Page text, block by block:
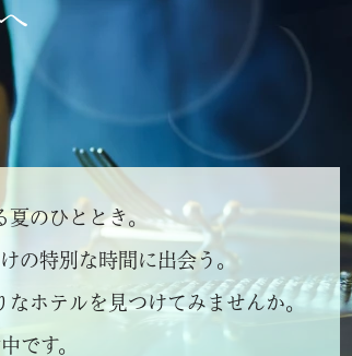
夏のひととき。
の特別な時間に出会う。
なホテルを見つけてみませんか。
です。